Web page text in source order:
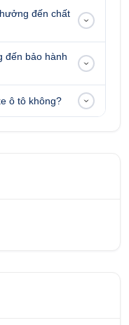
và cảm biến Sony
nhận diện vật
một cách rõ ràng,
đến chất
đến bảo hành
ô tô không?